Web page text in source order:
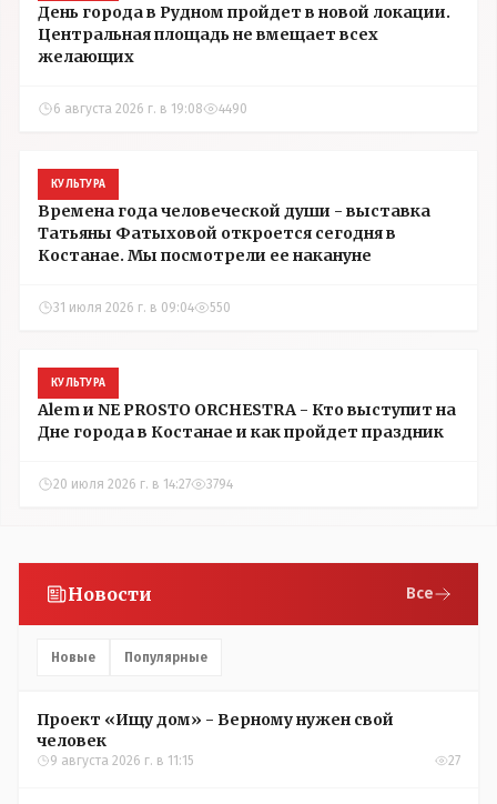
День города в Рудном пройдет в новой локации.
Центральная площадь не вмещает всех
желающих
6 августа 2026 г. в 19:08 4490
КУЛЬТУРА
Времена года человеческой души - выставка
Татьяны Фатыховой откроется сегодня в
Костанае. Мы посмотрели ее накануне
31 июля 2026 г. в 09:04 550
КУЛЬТУРА
Alem и NE PROSTO ORCHESTRA - Кто выступит на
Дне города в Костанае и как пройдет праздник
20 июля 2026 г. в 14:27 3794
Новости Все
Новые Популярные
Проект «Ищу дом» - Верному нужен свой
человек
9 августа 2026 г. в 11:15 27